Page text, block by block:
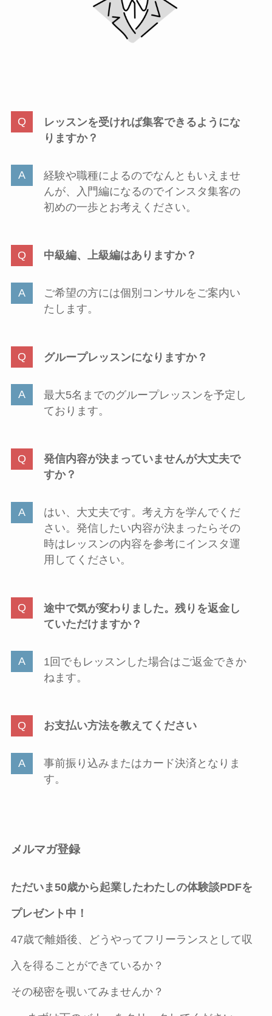
レッスンを受ければ集客できるようにな
りますか？
経験や職種によるのでなんともいえませ
んが、入門編になるのでインスタ集客の
初めの一歩とお考えください。
中級編、上級編はありますか？
ご希望の方には個別コンサルをご案内い
たします。
グループレッスンになりますか？
最大5名までのグループレッスンを予定し
ております。
発信内容が決まっていませんが大丈夫で
すか？
はい、大丈夫です。考え方を学んでくだ
さい。発信したい内容が決まったらその
時はレッスンの内容を参考にインスタ運
用してください。
途中で気が変わりました。残りを返金し
ていただけますか？
1回でもレッスンした場合はご返金できか
ねます。
お支払い方法を教えてください
事前振り込みまたはカード決済となりま
す。
メルマガ登録
ただいま50歳から起業したわたしの体験談PDFを
プレゼント中！
47歳で離婚後、どうやってフリーランスとして収
入を得ることができているか？
その秘密を覗いてみませんか？